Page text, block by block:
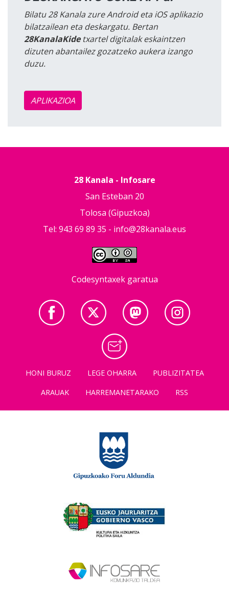
Bilatu 28 Kanala zure Android eta iOS aplikazio
bilatzailean eta deskargatu. Bertan
28KanalaKidetxartel digitalak eskaintzen
dizuten abantailez gozatzeko aukera izango
duzu.
APLIKAZIOA
28 Kanala - Infosare
San Esteban 20
Tolosa (Gipuzkoa)
Tel: 943 69 89 35 - info@28kanala.eus
Codesyntaxek garatua
HONI BURUZ LEGE OHARRA
PUBLIZITATEA
ARAUAK
HARREMANETARAKO RSS